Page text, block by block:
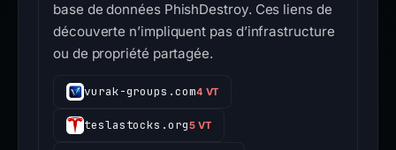
base de données PhishDestroy. Ces liens de
découverte n’impliquent pas d’infrastructure
ou de propriété partagée.
vurak-groups.com4 VT
teslastocks.org5 VT